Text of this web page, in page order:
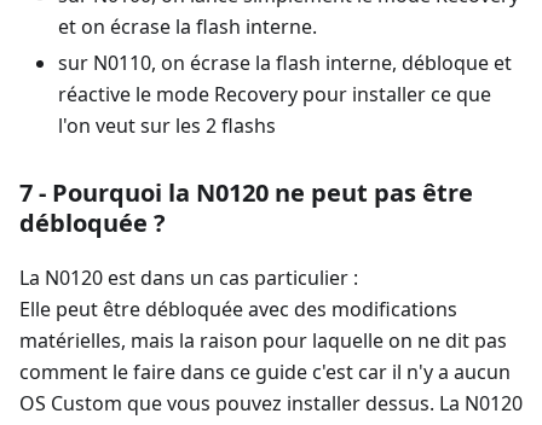
et on écrase la flash interne.
sur N0110, on écrase la flash interne, débloque et
réactive le mode Recovery pour installer ce que
l'on veut sur les 2 flashs
7 - Pourquoi la N0120 ne peut pas être
débloquée ?
La N0120 est dans un cas particulier :
Elle peut être débloquée avec des modifications
matérielles, mais la raison pour laquelle on ne dit pas
comment le faire dans ce guide c'est car il n'y a aucun
OS Custom que vous pouvez installer dessus. La N0120